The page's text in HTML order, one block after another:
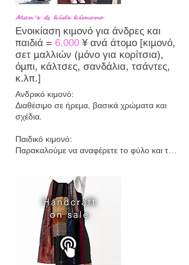
κάτω από 100 cm.
• Εάν θέλετε να κάνετε κράτηση για ένα
Furisode, ενημερώστε μας κατά την
κράτηση.
• Θα χρεωθεί χρέωση καθαρισμού 10.000 ¥
για βρωμιά.
• Θα χρεωθεί χρέωση ζημιάς 30.000 ¥ για
ζημιές.
• Παρακαλούμε γράψτε "furisode" στην
ενότητα σχολίων κατά την συμπλήρωση της
Men's & kids kimono
Ενοικίαση κιμονό για άνδρες και
παιδιά = 6.000 ¥ ανά άτομο [κιμονό,
σετ μαλλιών (μόνο για κορίτσια),
όμπι, κάλτσες, σανδάλια, τσάντες,
κ.λπ.]
Ανδρικό κιμονό:
Διαθέσιμο σε ήρεμα, βασικά χρώματα και
σχέδια.
Παιδικό κιμονό:
Παρακαλούμε να αναφέρετε το φύλο και την